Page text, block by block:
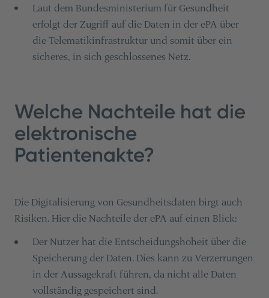
Laut dem Bundesministerium für Gesundheit
erfolgt der Zugriff auf die Daten in der ePA über
die Telematikinfrastruktur und somit über ein
sicheres, in sich geschlossenes Netz.
Welche Nachteile hat die
elektronische
Patientenakte?
Die Digitalisierung von Gesundheitsdaten birgt auch
Risiken. Hier die Nachteile der ePA auf einen Blick:
Der Nutzer hat die Entscheidungshoheit über die
Speicherung der Daten. Dies kann zu Verzerrungen
in der Aussagekraft führen, da nicht alle Daten
vollständig gespeichert sind.